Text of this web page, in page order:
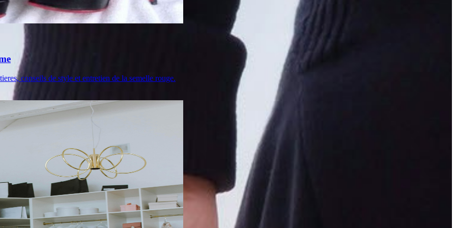
conseils de style et entretien de la semelle rouge.